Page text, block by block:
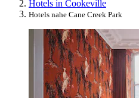
Hotels in Cookeville
Hotels nahe Cane Creek Park